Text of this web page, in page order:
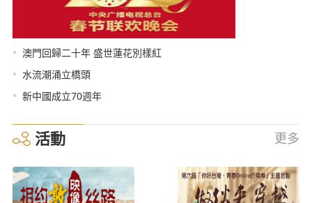
• 澳門回歸二十年 盛世蓮花別樣紅
• 水流潮涌立橋頭
• 新中國成立70週年
活動 更多